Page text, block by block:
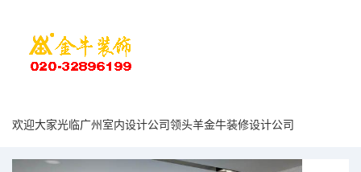
欢迎大家光临广州室内设计公司领头羊金牛装修设计公司